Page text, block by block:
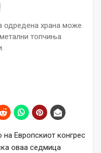
одредена храна може
топчиња
Европскиот конгрес
оваа седмица